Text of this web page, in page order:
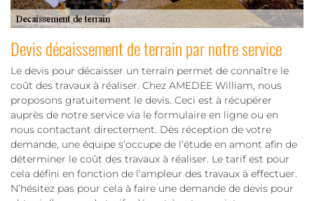
Devis décaissement de terrain par notre service
Le devis pour décaisser un terrain permet de connaître le
coût des travaux à réaliser. Chez AMEDEE William, nous
proposons gratuitement le devis. Ceci est à récupérer
auprès de notre service via le formulaire en ligne ou en
nous contactant directement. Dès réception de votre
demande, une équipe s’occupe de l’étude en amont afin de
déterminer le coût des travaux à réaliser. Le tarif est pour
cela défini en fonction de l’ampleur des travaux à effectuer.
N’hésitez pas pour cela à faire une demande de devis pour